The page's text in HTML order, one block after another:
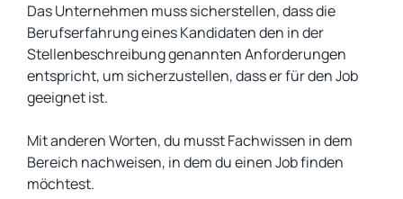
Das Unternehmen muss sicherstellen, dass die
Berufserfahrung eines Kandidaten den in der
Stellenbeschreibung genannten Anforderungen
entspricht, um sicherzustellen, dass er für den Job
geeignet ist.
Mit anderen Worten, du musst Fachwissen in dem
Bereich nachweisen, in dem du einen Job finden
möchtest.